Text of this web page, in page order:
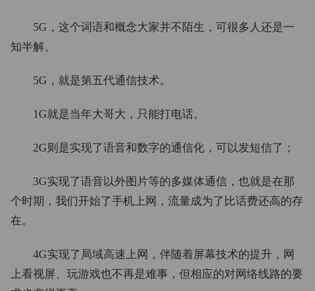
5G，这个词语和概念大家并不陌生，可很多人还是一
知半解。
5G，就是第五代通信技术。
1G就是当年大哥大，只能打电话。
2G则是实现了语音和数字的通信化，可以发短信了；
3G实现了语音以外图片等的多媒体通信，也就是在那
个时期，我们开始了手机上网，流量成为了比话费还高的存
在。
4G实现了局域高速上网，伴随着屏幕技术的提升，网
上看视屏、玩游戏也不再是难事，但相应的对网络线路的要